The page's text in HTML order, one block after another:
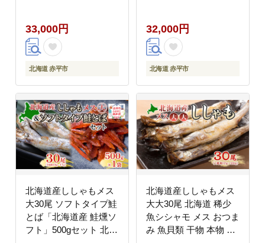
33,000円
北海道 赤平市
美味しい 大きい グルメ
惣菜 酒の肴 国産 北海
道 赤平市
32,000円
北海道 赤平市
北海道産ししゃもメス
大30尾 ソフトタイプ鮭
とば「北海道産 鮭燻ソ
フト」500gセット 北海
北海道産ししゃもメス
大大30尾 北海道 稀少
魚シシャモ メス おつま
み 魚貝類 干物 本物 人